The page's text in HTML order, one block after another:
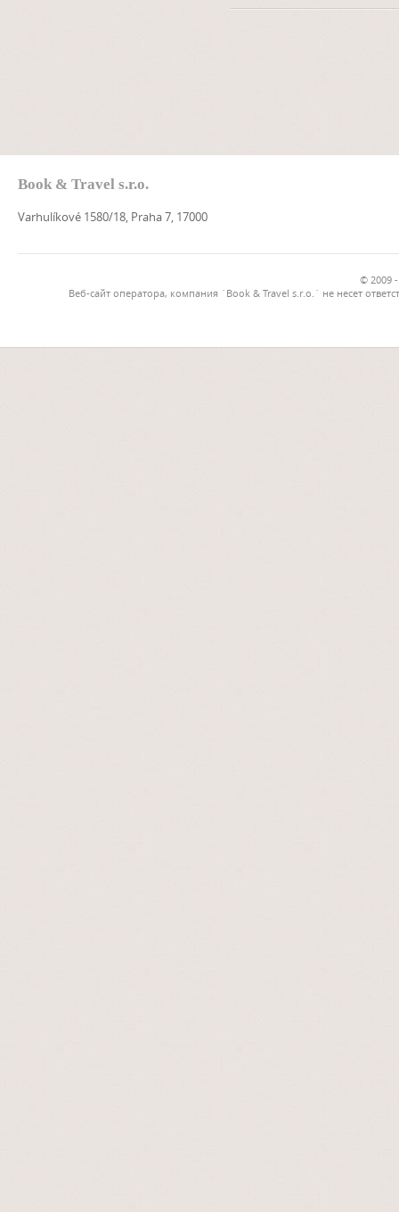
Book & Travel s.r.o.
Varhulíkové 1580/18, Praha 7, 17000
© 2009
Веб-сайт оператора, компания `Book & Travel s.r.o.` не несет